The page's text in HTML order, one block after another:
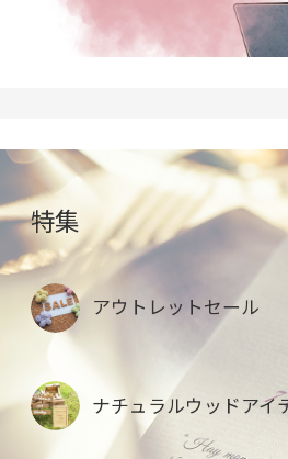
特集
アウトレットセール
ナチュラルウッドアイ